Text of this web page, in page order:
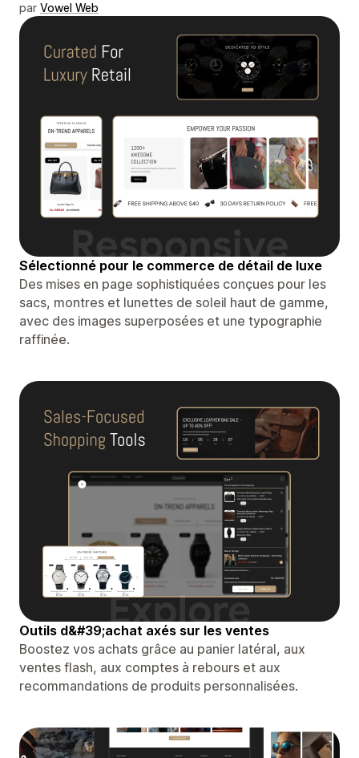
par Vowel Web
Sélectionné pour le commerce de détail de luxe
Des mises en page sophistiquées conçues pour les
sacs, montres et lunettes de soleil haut de gamme,
avec des images superposées et une typographie
raffinée.
Outils d&#39;achat axés sur les ventes
Boostez vos achats grâce au panier latéral, aux
ventes flash, aux comptes à rebours et aux
recommandations de produits personnalisées.